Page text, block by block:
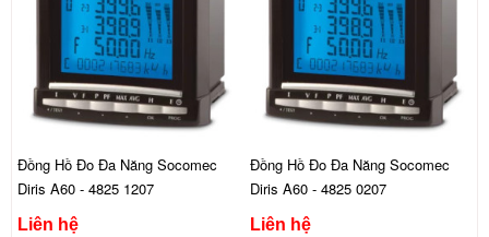
Đồng Hồ Đo Đa Năng Socomec
Diris A60 - 4825 1207
Liên hệ
Đồng Hồ Đo Đa Năng Socomec
Diris A60 - 4825 0207
Liên hệ